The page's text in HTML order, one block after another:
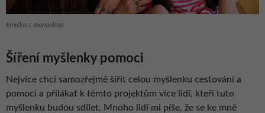
Emička s maminkou
Šíření myšlenky pomoci
Nejvíce chci samozřejmě šířit celou myšlenku cestování a
pomoci a přilákat k těmto projektům více lidí, kteří tuto
myšlenku budou sdílet. Mnoho lidí mi píše, že se ke mně